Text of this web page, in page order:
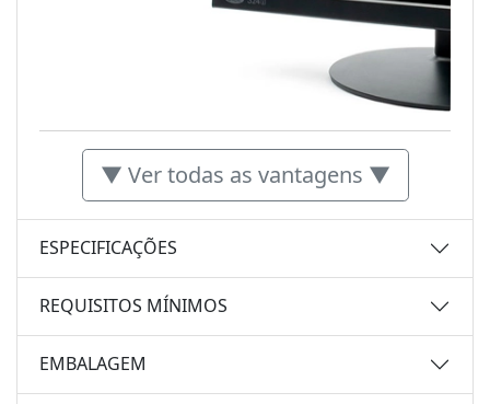
▼ Ver todas as vantagens ▼
ESPECIFICAÇÕES
REQUISITOS MÍNIMOS
EMBALAGEM